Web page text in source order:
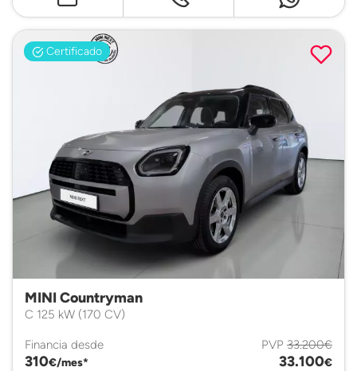
Certificado
MINI Countryman
C 125 kW (170 CV)
Financia desde
310€/mes*
PVP 33.200€
33.100€